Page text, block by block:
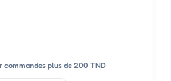
commandes plus de 200 TND